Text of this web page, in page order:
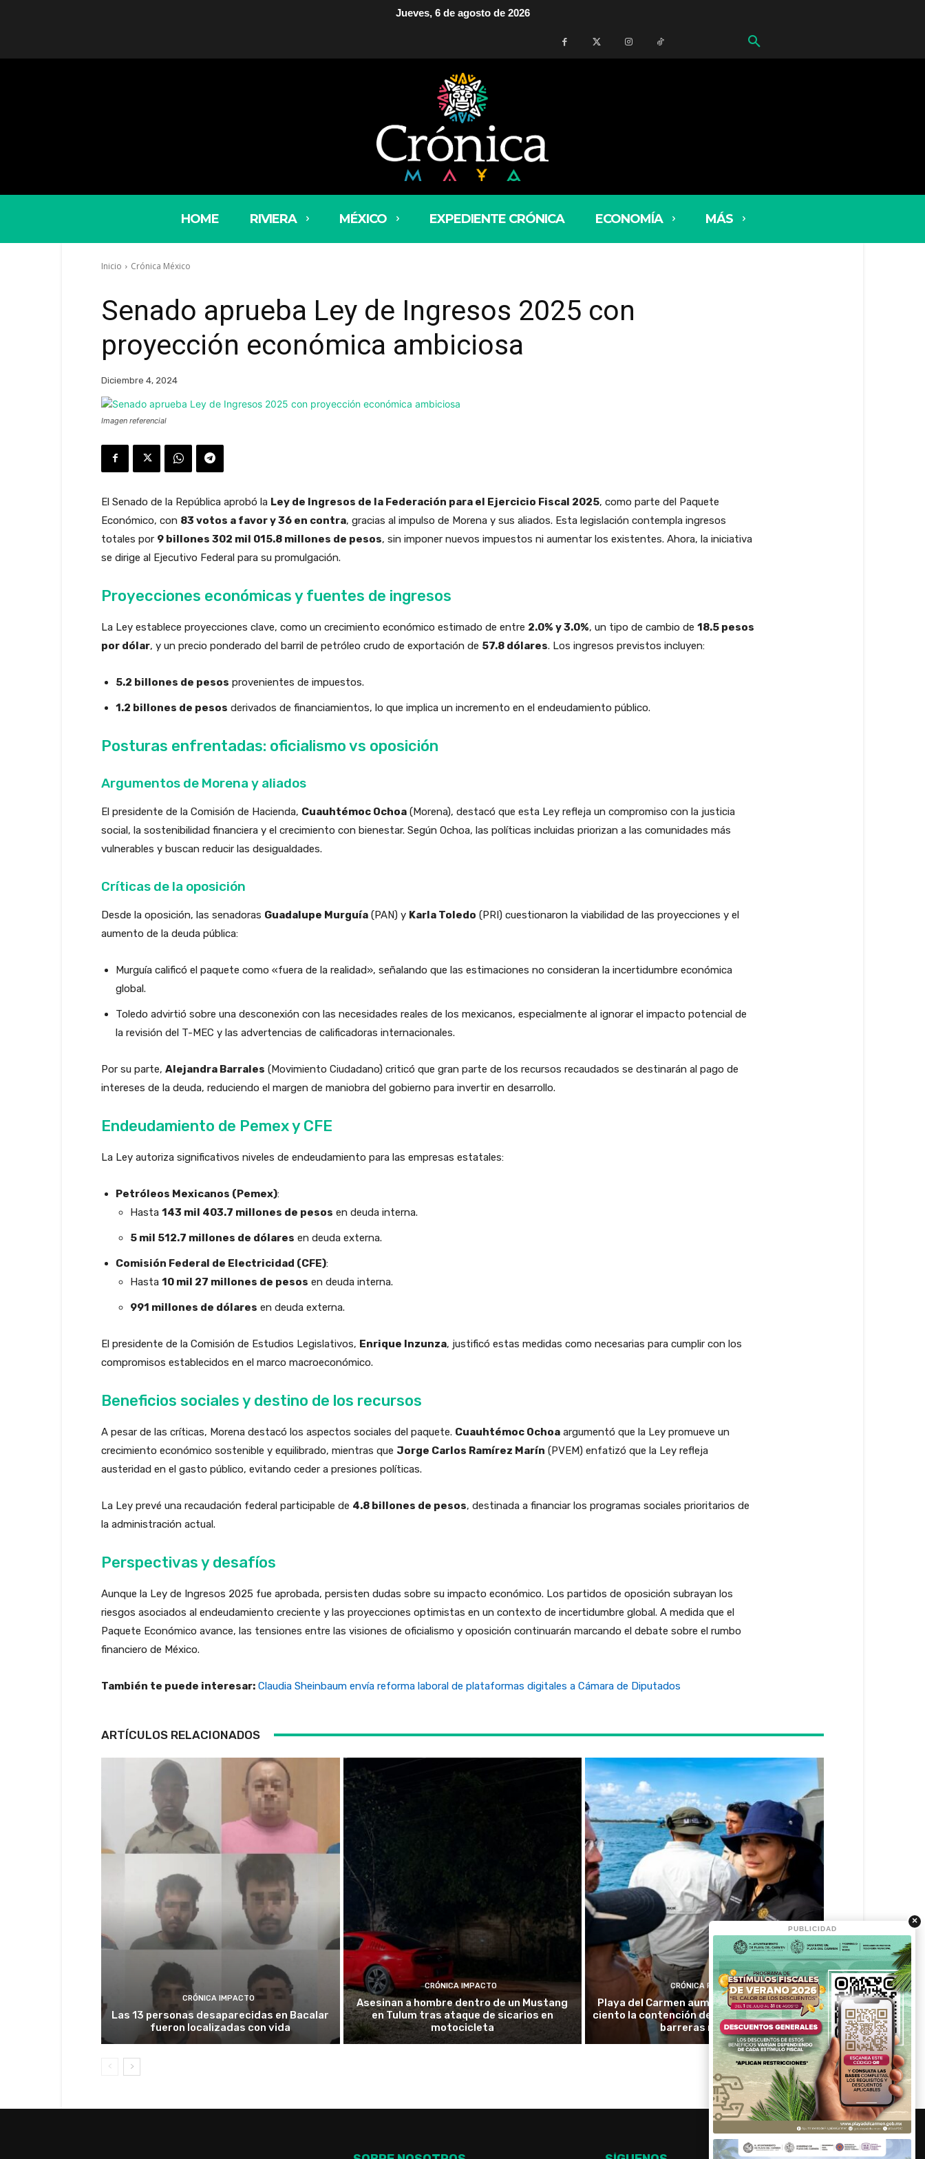
Jueves, 6 de agosto de 2026
HOME RIVIERA MÉXICO EXPEDIENTE CRÓNICA ECONOMÍA MÁS
Inicio Crónica México
Senado aprueba Ley de Ingresos 2025 con
proyección económica ambiciosa
Diciembre 4, 2024
Imagen referencial
El Senado de la República aprobó la Ley de Ingresos de la Federación para el Ejercicio Fiscal 2025, como parte del Paquete
Económico, con 83 votos a favor y 36 en contra, gracias al impulso de Morena y sus aliados. Esta legislación contempla ingresos
totales por 9 billones 302 mil 015.8 millones de pesos, sin imponer nuevos impuestos ni aumentar los existentes. Ahora, la iniciativa
se dirige al Ejecutivo Federal para su promulgación.
Proyecciones económicas y fuentes de ingresos
La Ley establece proyecciones clave, como un crecimiento económico estimado de entre 2.0% y 3.0%, un tipo de cambio de 18.5 pesos
por dólar, y un precio ponderado del barril de petróleo crudo de exportación de 57.8 dólares. Los ingresos previstos incluyen:
5.2 billones de pesos provenientes de impuestos.
1.2 billones de pesos derivados de financiamientos, lo que implica un incremento en el endeudamiento público.
Posturas enfrentadas: oficialismo vs oposición
Argumentos de Morena y aliados
El presidente de la Comisión de Hacienda, Cuauhtémoc Ochoa (Morena), destacó que esta Ley refleja un compromiso con la justicia
social, la sostenibilidad financiera y el crecimiento con bienestar. Según Ochoa, las políticas incluidas priorizan a las comunidades más
vulnerables y buscan reducir las desigualdades.
Críticas de la oposición
Desde la oposición, las senadoras Guadalupe Murguía (PAN) y Karla Toledo (PRI) cuestionaron la viabilidad de las proyecciones y el
aumento de la deuda pública:
Murguía calificó el paquete como «fuera de la realidad», señalando que las estimaciones no consideran la incertidumbre económica
global.
Toledo advirtió sobre una desconexión con las necesidades reales de los mexicanos, especialmente al ignorar el impacto potencial de
la revisión del T-MEC y las advertencias de calificadoras internacionales.
Por su parte, Alejandra Barrales (Movimiento Ciudadano) criticó que gran parte de los recursos recaudados se destinarán al pago de
intereses de la deuda, reduciendo el margen de maniobra del gobierno para invertir en desarrollo.
Endeudamiento de Pemex y CFE
La Ley autoriza significativos niveles de endeudamiento para las empresas estatales:
Petróleos Mexicanos (Pemex):
Hasta 143 mil 403.7 millones de pesos en deuda interna.
5 mil 512.7 millones de dólares en deuda externa.
Comisión Federal de Electricidad (CFE):
Hasta 10 mil 27 millones de pesos en deuda interna.
991 millones de dólares en deuda externa.
El presidente de la Comisión de Estudios Legislativos, Enrique Inzunza, justificó estas medidas como necesarias para cumplir con los
compromisos establecidos en el marco macroeconómico.
Beneficios sociales y destino de los recursos
A pesar de las críticas, Morena destacó los aspectos sociales del paquete. Cuauhtémoc Ochoa argumentó que la Ley promueve un
crecimiento económico sostenible y equilibrado, mientras que Jorge Carlos Ramírez Marín (PVEM) enfatizó que la Ley refleja
austeridad en el gasto público, evitando ceder a presiones políticas.
La Ley prevé una recaudación federal participable de 4.8 billones de pesos, destinada a financiar los programas sociales prioritarios de
la administración actual.
Perspectivas y desafíos
Aunque la Ley de Ingresos 2025 fue aprobada, persisten dudas sobre su impacto económico. Los partidos de oposición subrayan los
riesgos asociados al endeudamiento creciente y las proyecciones optimistas en un contexto de incertidumbre global. A medida que el
Paquete Económico avance, las tensiones entre las visiones de oficialismo y oposición continuarán marcando el debate sobre el rumbo
financiero de México.
También te puede interesar: Claudia Sheinbaum envía reforma laboral de plataformas digitales a Cámara de Diputados
ARTÍCULOS RELACIONADOS
CRÓNICA IMPACTO
Las 13 personas desaparecidas en Bacalar
fueron localizadas con vida
CRÓNICA IMPACTO
Asesinan a hombre dentro de un Mustang
en Tulum tras ataque de sicarios en
motocicleta
CRÓNICA RIVIERA
Playa del Carmen aumentará hasta 30 por
ciento la contención de sargazo con nuevas
barreras marinas
×
PUBLICIDAD